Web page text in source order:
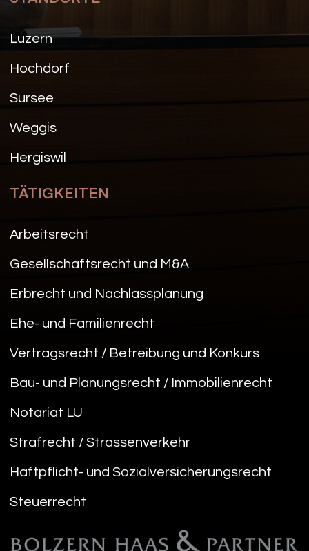
Luzern
Hochdorf
Sursee
Weggis
Hergiswil
TÄTIGKEITEN
Arbeitsrecht
Gesellschaftsrecht und M&A
Erbrecht und Nachlassplanung
Ehe- und Familienrecht
Vertragsrecht / Betreibung und Konkurs
Bau- und Planungsrecht / Immobilienrecht
Notariat LU
Strafrecht / Strassenverkehr
Haftpflicht- und Sozialversicherungsrecht
Steuerrecht